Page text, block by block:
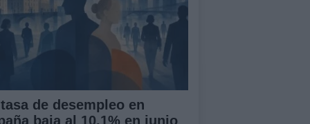
de desempleo en
baja al 10.1% en junio